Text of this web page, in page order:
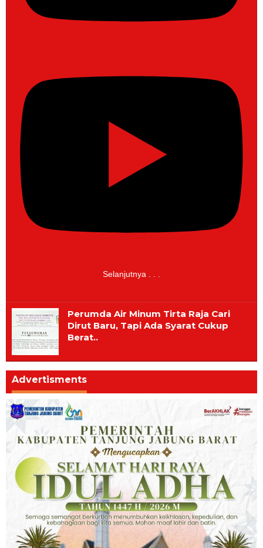
Selanjutnya . . .
Perumda Air Minum Tirta Raja Cari
Dirut Baru, Tapi Ada Syarat Cukup
Berat..
Advertisments